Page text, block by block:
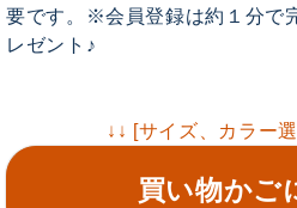
要です。※会員登録は約１分で
レゼント♪
↓↓ [サイズ、カラー
買い物かご